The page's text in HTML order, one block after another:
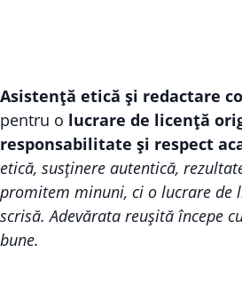
Asistență etică și redactare
pentru o lucrare de licență
responsabilitate și respect
etică, susținere autentică,
promitem minuni, ci o lucrare de
scrisă. Adevărata reușită începe
bune.